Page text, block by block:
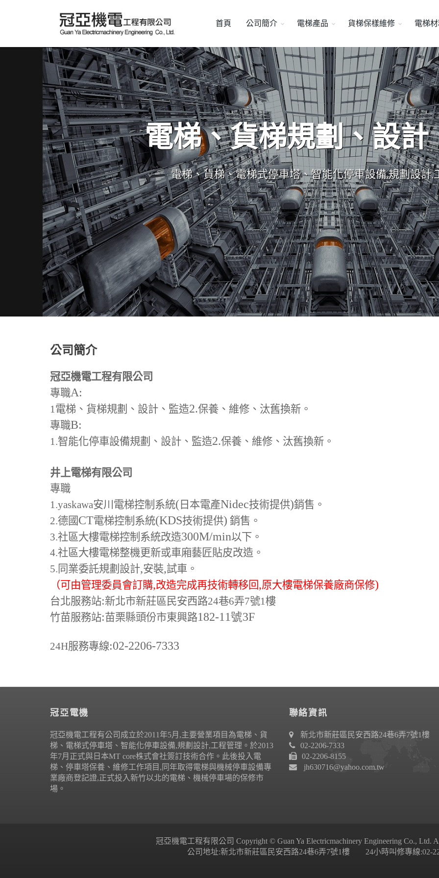
首頁 公司簡介 電梯產品 貨梯保樣維修 電梯
電梯、貨梯規劃、設計
電梯、貨梯、電梯式停車塔、智能化停車設備,規劃設計,
公司簡介
冠亞機電工程有限公司
專職A:
1電梯、貨梯規劃、設計、監造2.保養、維修、汰舊換新。
專職B:
1.智能化停車設備規劃、設計、監造2.保養、維修、汰舊換新。
井上電梯有限公司
專職
1.yaskawa安川電梯控制系統( 日本電產Nidec技術提供)銷售。
2.德國 CT電梯控制系統(KDS技術提供) 銷售。
3.社區大樓電梯控制系統改造300M/min以下。
4.社區大樓電梯整機更新或車廂藝匠貼皮改造。
5. 同業委託規劃設計,安裝,試車。
（可由管理委員會訂購,改造完成再技術轉移回,原大樓電梯保養廠商保修)
台北服務站:新北市新莊區民安西路24巷6弄7號1樓
竹苗服務站:苗栗縣頭份市東興路182-11號3F
24H服務專線:02-2206-7333
冠亞電機
冠亞機電工程有公司成立於2011年5月,主要營業項目為電梯、貨
梯、電梯式停車塔、智能化停車設備,規劃設計,工程管理。於2013
年7月正式與日本MT core株式會社簽訂技術合作。此後投入電
梯、停車塔保養、維修工作項目,同年取得電梯與機械停車設備專
業廠商登記證,正式投入新竹以北的電梯、機械停車場的保修市
場。
聯絡資訊
新北市新莊區民安西路24巷6弄7號1樓
02-2206-7333
02-2206-8155
jh630716@yahoo.com.tw
冠亞機電工程有限公司 Copyright © Guan Ya Electricmachinery Engineering Co., Ltd.
公司地址:新北市新莊區民安西路24巷6弄7號1樓 24小時叫修專線:02-